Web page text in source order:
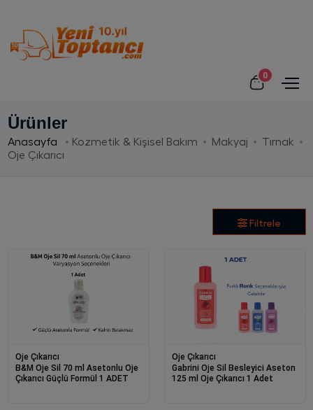
0
Ürünler
Anasayfa Kozmetik & Kişisel Bakım Makyaj
Tırnak
Oje Çıkarıcı
Filtrele
Oje Çıkarıcı
B&M Oje Sil 70 ml Asetonlu Oje
Çıkarıcı Güçlü Formül 1 ADET
Oje Çıkarıcı
Gabrini Oje Sil Besleyici Aseton
125 ml Oje Çıkarıcı 1 Adet